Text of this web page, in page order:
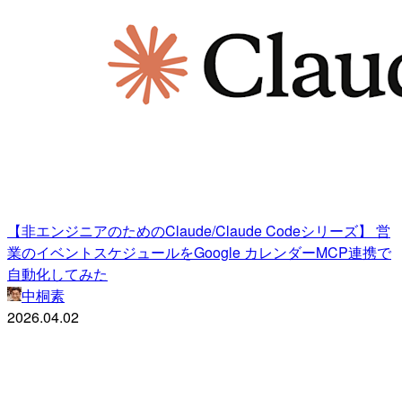
【非エンジニアのためのClaude/Claude Codeシリーズ】 営
業のイベントスケジュールをGoogle カレンダーMCP連携で
自動化してみた
中桐素
2026.04.02